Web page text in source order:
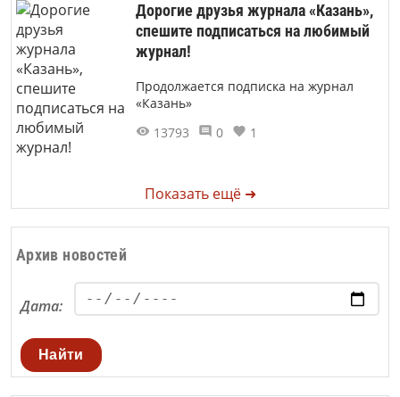
Дорогие друзья журнала «Казань»,
спешите подписаться на любимый
журнал!
Продолжается подписка на журнал
«Казань»
13793
0 1
Показать ещё ➜
Архив новостей
Дата:
Найти